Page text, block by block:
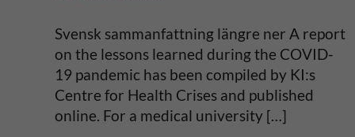
Svensk sammanfattning längre ner A report
on the lessons learned during the COVID-
19 pandemic has been compiled by KI:s
Centre for Health Crises and published
online. For a medical university […]